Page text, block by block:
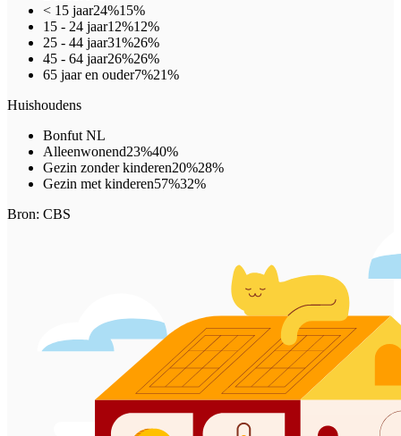
< 15 jaar24%15%
15 - 24 jaar12%12%
25 - 44 jaar31%26%
45 - 64 jaar26%26%
65 jaar en ouder7%21%
Huishoudens
Bonfut NL
Alleenwonend23%40%
Gezin zonder kinderen20%28%
Gezin met kinderen57%32%
Bron: CBS